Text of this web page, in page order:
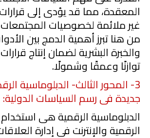
المعقدة، مما قد يؤدى إلى
غير ملائمة لخصوصيات
من هنا تبرز أهمية الدمج بين
والخبرة البشرية لضمان إنتاج
توازنًا وعمقًا وشمولًا.
3- المحور الثالث- الدبلوماسية
جديدة فى رسم السياسات الدولية:
الدبلوماسية الرقمية هى استخدام
الرقمية والإنترنت فى إدارة